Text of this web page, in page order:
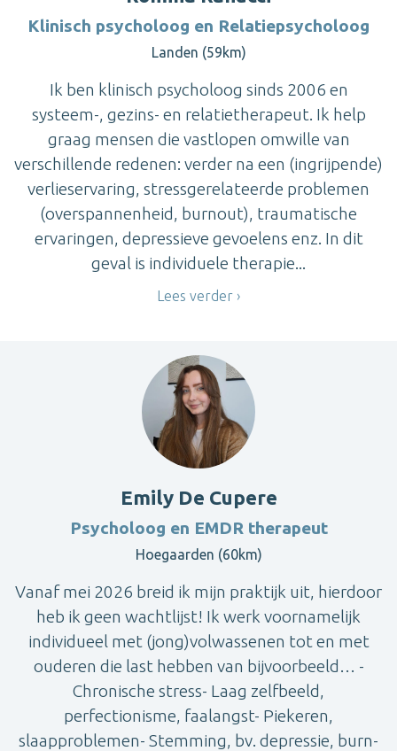
Klinisch psycholoog en Relatiepsycholoog
Landen (59km)
Ik ben klinisch psycholoog sinds 2006 en
systeem-, gezins- en relatietherapeut. Ik help
graag mensen die vastlopen omwille van
verschillende redenen: verder na een (ingrijpende)
verlieservaring, stressgerelateerde problemen
(overspannenheid, burnout), traumatische
ervaringen, depressieve gevoelens enz. In dit
geval is individuele therapie...
Lees verder
Emily De Cupere
Psycholoog en EMDR therapeut
Hoegaarden (60km)
Vanaf mei 2026 breid ik mijn praktijk uit, hierdoor
heb ik geen wachtlijst! Ik werk voornamelijk
individueel met (jong)volwassenen tot en met
ouderen die last hebben van bijvoorbeeld… -
Chronische stress- Laag zelfbeeld,
perfectionisme, faalangst- Piekeren,
slaapproblemen- Stemming, bv. depressie, burn-